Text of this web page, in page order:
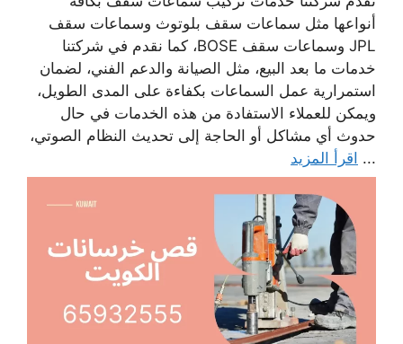
أنواعها مثل سماعات سقف بلوتوث وسماعات سقف
JPL وسماعات سقف BOSE، كما نقدم في شركتنا
خدمات ما بعد البيع، مثل الصيانة والدعم الفني، لضمان
استمرارية عمل السماعات بكفاءة على المدى الطويل،
ويمكن للعملاء الاستفادة من هذه الخدمات في حال
حدوث أي مشاكل أو الحاجة إلى تحديث النظام الصوتي،
... اقرأ المزيد